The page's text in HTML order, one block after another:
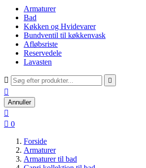
Armaturer
Bad
Køkken og Hvidevarer
Bundventil til køkkenvask
Afløbsriste
Reservedele
Lavasten
 

Annuller

 0
Forside
Armaturer
Armaturer til bad